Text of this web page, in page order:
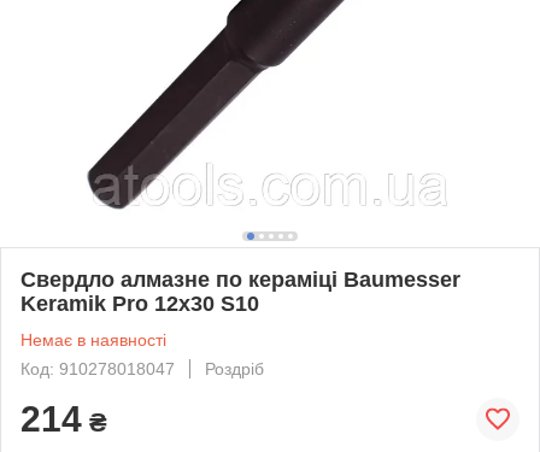
Свердло алмазне по кераміці Baumesser
Keramik Pro 12x30 S10
Немає в наявності
Код: 910278018047
Роздріб
214 ₴